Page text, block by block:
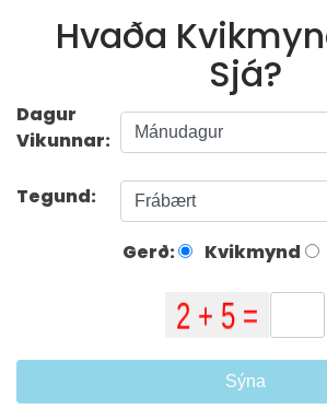
Hvaða
Sjá?
Dagur
Vikunnar:
Tegund:
Gerð: Kvikmynd
Sýna